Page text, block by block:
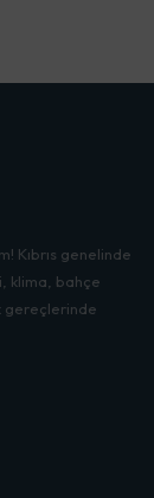
Kıbrıs genelinde
klima, bahçe
gereçlerinde